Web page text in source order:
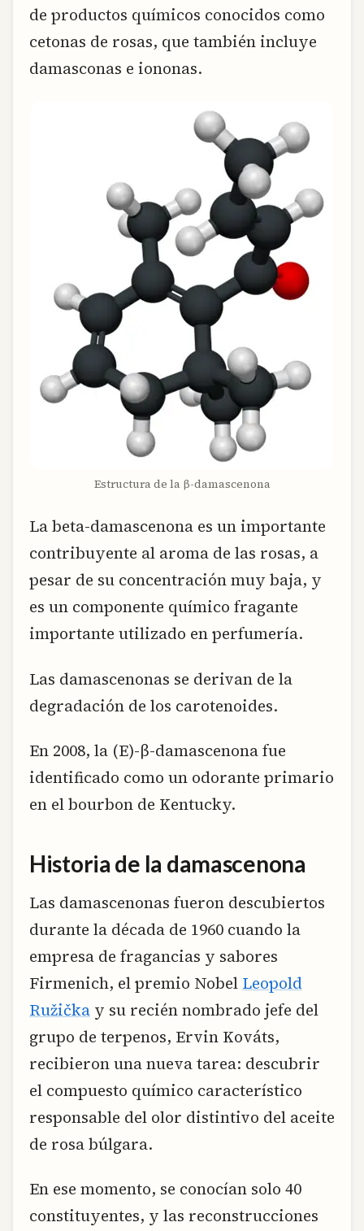
de productos químicos conocidos como
cetonas de rosas, que también incluye
damasconas e iononas.
Estructura de la β-damascenona
La beta-damascenona es un importante
contribuyente al aroma de las rosas, a
pesar de su concentración muy baja, y
es un componente químico fragante
importante utilizado en perfumería.
Las damascenonas se derivan de la
degradación de los carotenoides.
En 2008, la (E)-β-damascenona fue
identificado como un odorante primario
en el bourbon de Kentucky.
Historia de la damascenona
Las damascenonas fueron descubiertos
durante la década de 1960 cuando la
empresa de fragancias y sabores
Firmenich, el premio Nobel Leopold
Ružička y su recién nombrado jefe del
grupo de terpenos, Ervin Kováts,
recibieron una nueva tarea: descubrir
el compuesto químico característico
responsable del olor distintivo del aceite
de rosa búlgara.
En ese momento, se conocían solo 40
constituyentes, y las reconstrucciones